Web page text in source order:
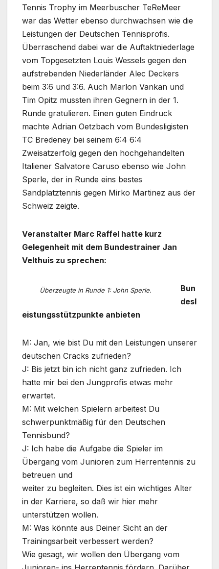
Tennis Trophy im Meerbuscher TeReMeer
war das Wetter ebenso durchwachsen wie die
Leistungen der Deutschen Tennisprofis.
Überraschend dabei war die Auftaktniederlage
vom Topgesetzten Louis Wessels gegen den
aufstrebenden Niederländer Alec Deckers
beim 3:6 und 3:6. Auch Marlon Vankan und
Tim Opitz mussten ihren Gegnern in der 1.
Runde gratulieren. Einen guten Eindruck
machte Adrian Oetzbach vom Bundesligisten
TC Bredeney bei seinem 6:4 6:4
Zweisatzerfolg gegen den hochgehandelten
Italiener Salvatore Caruso ebenso wie John
Sperle, der in Runde eins bestes
Sandplatztennis gegen Mirko Martinez aus der
Schweiz zeigte.
Veranstalter Marc Raffel hatte kurz
Gelegenheit mit dem Bundestrainer Jan
Velthuis zu sprechen:
Überzeugte in Runde 1: John Sperle.
Bun
desl
eistungsstützpunkte anbieten
M: Jan, wie bist Du mit den Leistungen unserer
deutschen Cracks zufrieden?
J: Bis jetzt bin ich nicht ganz zufrieden. Ich
hatte mir bei den Jungprofis etwas mehr
erwartet.
M: Mit welchen Spielern arbeitest Du
schwerpunktmäßig für den Deutschen
Tennisbund?
J: Ich habe die Aufgabe die Spieler im
Übergang vom Junioren zum Herrentennis zu
betreuen und
weiter zu begleiten. Dies ist ein wichtiges Alter
in der Karriere, so daß wir hier mehr
unterstützen wollen.
M: Was könnte aus Deiner Sicht an der
Trainingsarbeit verbessert werden?
Wie gesagt, wir wollen den Übergang vom